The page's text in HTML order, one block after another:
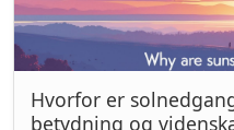
Hvorfor er
betydning og